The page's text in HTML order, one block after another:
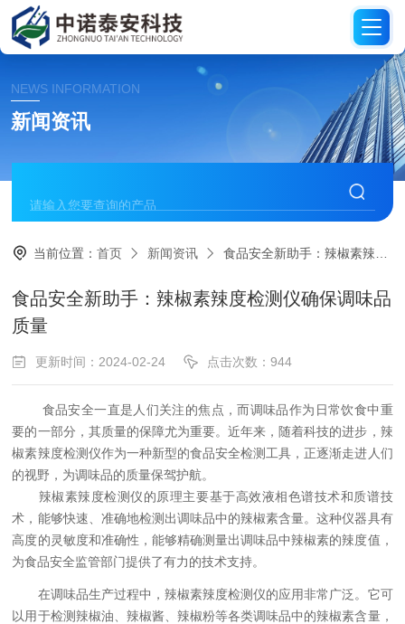
NEWS INFORMATION
新闻资讯
当前位置：首页 新闻资讯 食品安全新助手：辣椒素辣度检测仪确保调味品质量
食品安全新助手：辣椒素辣度检测仪确保调味品
质量
更新时间：2024-02-24 点击次数：944
食品安全一直是人们关注的焦点，而调味品作为日常饮食中重
要的一部分，其质量的保障尤为重要。近年来，随着科技的进步，辣
椒素辣度检测仪作为一种新型的食品安全检测工具，正逐渐走进人们
的视野，为调味品的质量保驾护航。
辣椒素辣度检测仪的原理主要基于高效液相色谱技术和质谱技
术，能够快速、准确地检测出调味品中的辣椒素含量。这种仪器具有
高度的灵敏度和准确性，能够精确测量出调味品中辣椒素的辣度值，
为食品安全监管部门提供了有力的技术支持。
在调味品生产过程中，辣椒素辣度检测仪的应用非常广泛。它可
以用于检测辣椒油、辣椒酱、辣椒粉等各类调味品中的辣椒素含量，